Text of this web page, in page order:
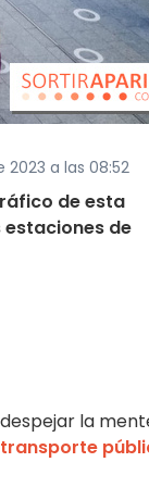
2023 a las 08:52
de esta
estaciones de
la
transporte